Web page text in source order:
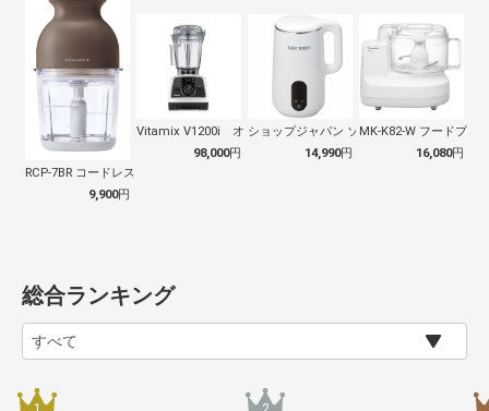
RCP-7BR コードレス カプセルカッ…
9,900円
Vitamix V1200i オールラウ…
98,000円
ショップジャパン ソイリッチ(完全豆乳メ…
14,990円
MK-K82-W フードプロ
16,080円
総合ランキング